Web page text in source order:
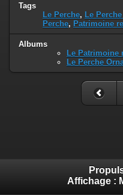
Tags
Le Perche, Le
Perche, Patrimoine
Albums
Le Patrimoine
Le Perche
Affichage :